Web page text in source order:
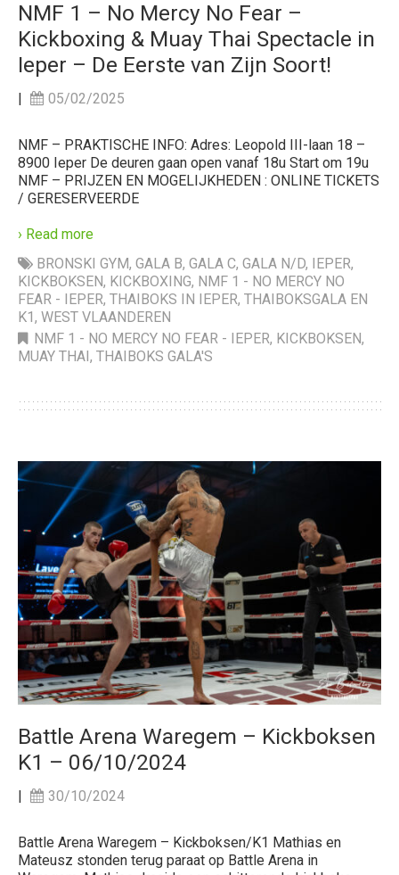
NMF 1 – No Mercy No Fear –
Kickboxing & Muay Thai Spectacle in
Ieper – De Eerste van Zijn Soort!
05/02/2025
NMF – PRAKTISCHE INFO: Adres: Leopold III-laan 18 –
8900 Ieper De deuren gaan open vanaf 18u Start om 19u
NMF – PRIJZEN EN MOGELIJKHEDEN : ONLINE TICKETS
/ GERESERVEERDE
› Read more
BRONSKI GYM, GALA B, GALA C, GALA N/D, IEPER,
KICKBOKSEN, KICKBOXING, NMF 1 - NO MERCY NO
FEAR - IEPER, THAIBOKS IN IEPER, THAIBOKSGALA EN
K1 , WEST VLAANDEREN
NMF 1 - NO MERCY NO FEAR - IEPER, KICKBOKSEN,
MUAY THAI , THAIBOKS GALA'S
Battle Arena Waregem – Kickboksen
K1 – 06/10/2024
| 30/10/2024
Battle Arena Waregem – Kickboksen/K1 Mathias en
Mateusz stonden terug paraat op Battle Arena in